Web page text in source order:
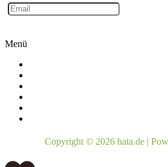
Menü
Copyright © 2026 hata.de |